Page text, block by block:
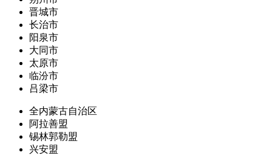
晋城市
长治市
阳泉市
大同市
太原市
临汾市
吕梁市
全内蒙古自治区
阿拉善盟
锡林郭勒盟
兴安盟